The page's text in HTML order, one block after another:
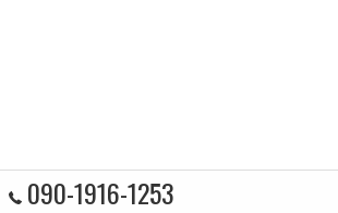
090-1916-1253